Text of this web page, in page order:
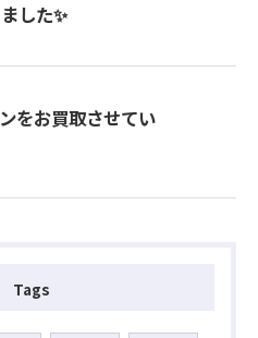
した✨
をお買取させてい
Tags